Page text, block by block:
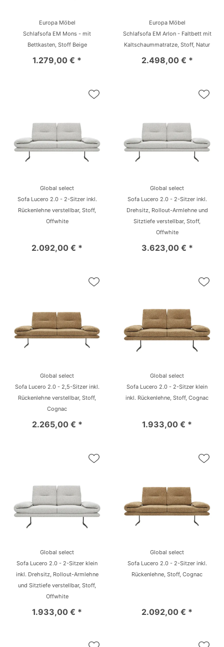
Europa Möbel
Schlafsofa EM Mons - mit
Bettkasten, Stoff Beige
1.279,00 € *
Europa Möbel
Schlafsofa EM Arlon - Faltbett mit
Kaltschaummatratze, Stoff, Natur
2.498,00 € *
Global select
Sofa Lucero 2.0 - 2-Sitzer inkl.
Rückenlehne verstellbar, Stoff,
Offwhite
2.092,00 € *
Global select
Sofa Lucero 2.0 - 2-Sitzer inkl.
Drehsitz, Rollout-Armlehne und
Sitztiefe verstellbar, Stoff,
Offwhite
3.623,00 € *
Global select
Sofa Lucero 2.0 - 2,5-Sitzer inkl.
Rückenlehne verstellbar, Stoff,
Cognac
2.265,00 € *
Global select
Sofa Lucero 2.0 - 2-Sitzer klein
inkl. Rückenlehne, Stoff, Cognac
1.933,00 € *
Global select
Sofa Lucero 2.0 - 2-Sitzer klein
inkl. Drehsitz, Rollout-Armlehne
und Sitztiefe verstellbar, Stoff,
Offwhite
1.933,00 € *
Global select
Sofa Lucero 2.0 - 2-Sitzer inkl.
Rückenlehne, Stoff, Cognac
2.092,00 € *